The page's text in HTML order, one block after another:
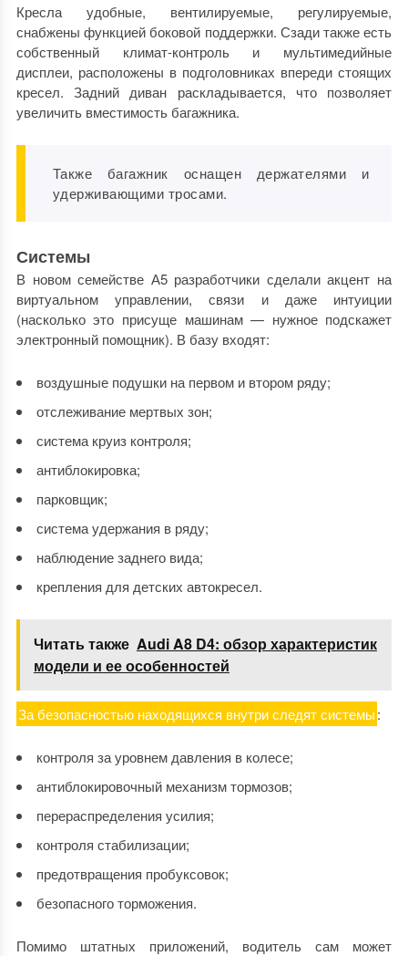
Кресла удобные, вентилируемые, регулируемые,
снабжены функцией боковой поддержки. Сзади также есть
собственный климат-контроль и мультимедийные
дисплеи, расположены в подголовниках впереди стоящих
кресел. Задний диван раскладывается, что позволяет
увеличить вместимость багажника.
Также багажник оснащен держателями и
удерживающими тросами.
Системы
В новом семействе А5 разработчики сделали акцент на
виртуальном управлении, связи и даже интуиции
(насколько это присуще машинам — нужное подскажет
электронный помощник). В базу входят:
воздушные подушки на первом и втором ряду;
отслеживание мертвых зон;
система круиз контроля;
антиблокировка;
парковщик;
система удержания в ряду;
наблюдение заднего вида;
крепления для детских автокресел.
Читать также Audi A8 D4: обзор характеристик
модели и ее особенностей
За безопасностью находящихся внутри следят системы:
контроля за уровнем давления в колесе;
антиблокировочный механизм тормозов;
перераспределения усилия;
контроля стабилизации;
предотвращения пробуксовок;
безопасного торможения.
Помимо штатных приложений, водитель сам может